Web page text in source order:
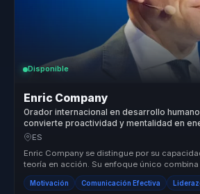
Disponible
Enric Company
Orador internacional en desarrollo
convierte proactividad y mentalidad en
para equipos.
ES
Enric Company se distingue por su
teoría en acción. Su enfoque único
con conocimie...
Motivación Comunicación Efectiva